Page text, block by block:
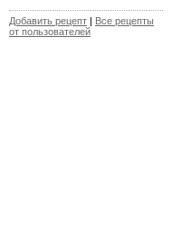
Добавить рецепт | Все рецепты
от пользователей